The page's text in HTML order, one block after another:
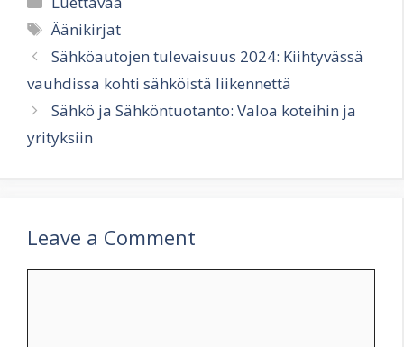
Tags
Äänikirjat
Sähköautojen tulevaisuus 2024: Kiihtyvässä
vauhdissa kohti sähköistä liikennettä
Sähkö ja Sähköntuotanto: Valoa koteihin ja
yrityksiin
Leave a Comment